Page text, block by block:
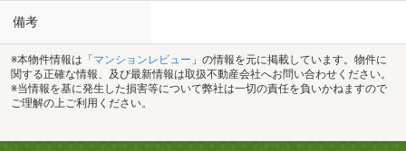
備考
※本物件情報は「 マンションレビュー 」の情報を元に掲載しています。物件に
関する正確な情報、及び最新情報は取扱不動産会社へお問い合わせください。
※当情報を基に発生した損害等について弊社は一切の責任を負いかねますので
ご理解の上ご利用ください。